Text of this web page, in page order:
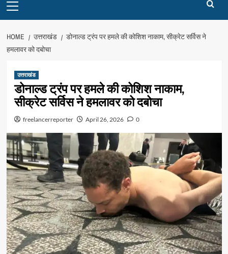
Menu
HOME उत्तराखंड
डोनाल्ड ट्रंप पर हमले की कोशिश नाकाम, सीक्रेट सर्विस ने
हमलावर को दबोचा
उत्तराखंड
डोनाल्ड ट्रंप पर हमले की कोशिश नाकाम,
सीक्रेट सर्विस ने हमलावर को दबोचा
freelancerreporter April 26, 2026 0